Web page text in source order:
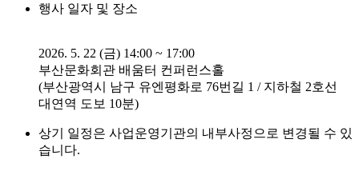
행사 일자 및 장소
2026. 5. 22 (금) 14:00 ~ 17:00
부산문화회관 배움터 컨퍼런스홀
(부산광역시 남구 유엔평화로 76번길 1 / 지하철 2호선
대연역 도보 10분)
상기 일정은 사업운영기관의 내부사정으로 변경될 수 있
습니다.